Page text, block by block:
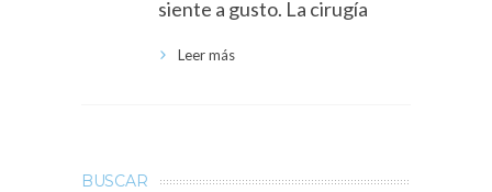
siente a gusto. La cirugía
Leer más
BUSCAR